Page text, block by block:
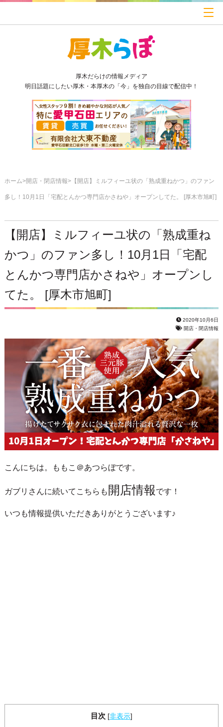
厚木だらけの情報メディア
明日話題にしたい厚木・本厚木の「今」を独自の目線で配信中！
ホーム 開店・閉店情報 【開店】ミルフィーユ状の「熟成重ねかつ」のファン
多し！10月1日「宅配とんかつ専門店かさねや」オープンしてた。 [厚木市旭町]
【開店】ミルフィーユ状の「熟成重ね
かつ」のファン多し！10月1日「宅配
とんかつ専門店かさねや」オープンし
てた。 [厚木市旭町]
2020年10月6日
開店・閉店情報
こんにちは。ももこ＠あつらぼです。
ガブリさんに続いてこちらも 開店情報 です！
いつも情報提供いただきありがとうございます♪
目次 [非表示]